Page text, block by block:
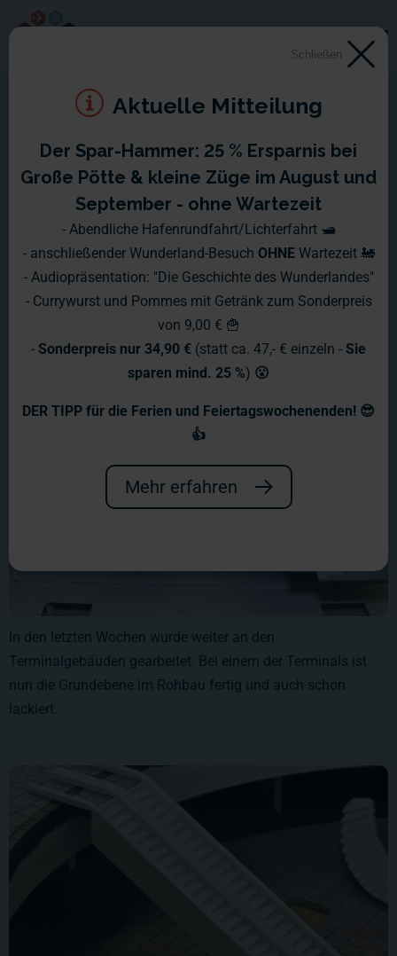
Montag, 21.02.2011, bis
Sonntag, 27.02.2011
Optisch hat sich in der letzten Woche eine Menge am
Flughafen getan. Bevor wir Ihnen aber davon ein paar Bilder
zeigen, werfen wir erst einmal einen Blick in unsere
In den letzten Wochen wurde weiter an den
Terminalgebäuden gearbeitet. Bei einem der Terminals ist
nun die Grundebene im Rohbau fertig und auch schon
lackiert.
Schließen
Aktuelle Mitteilung
Der Spar-Hammer: 25 % Ersparnis bei
Große Pötte & kleine Züge im August und
September - ohne Wartezeit
- Abendliche Hafenrundfahrt/Lichterfahrt 🛥️
- anschließender Wunderland-Besuch OHNE Wartezeit 🚂
- Audiopräsentation: "Die Geschichte des Wunderlandes"
- Currywurst und Pommes mit Getränk zum Sonderpreis
von 9,00 € 🍟
- Sonderpreis nur 34,90 € (statt ca. 47,- € einzeln - Sie
sparen mind. 25 %) 😮
DER TIPP für die Ferien und Feiertagswochenenden! 😎
👍
Mehr erfahren